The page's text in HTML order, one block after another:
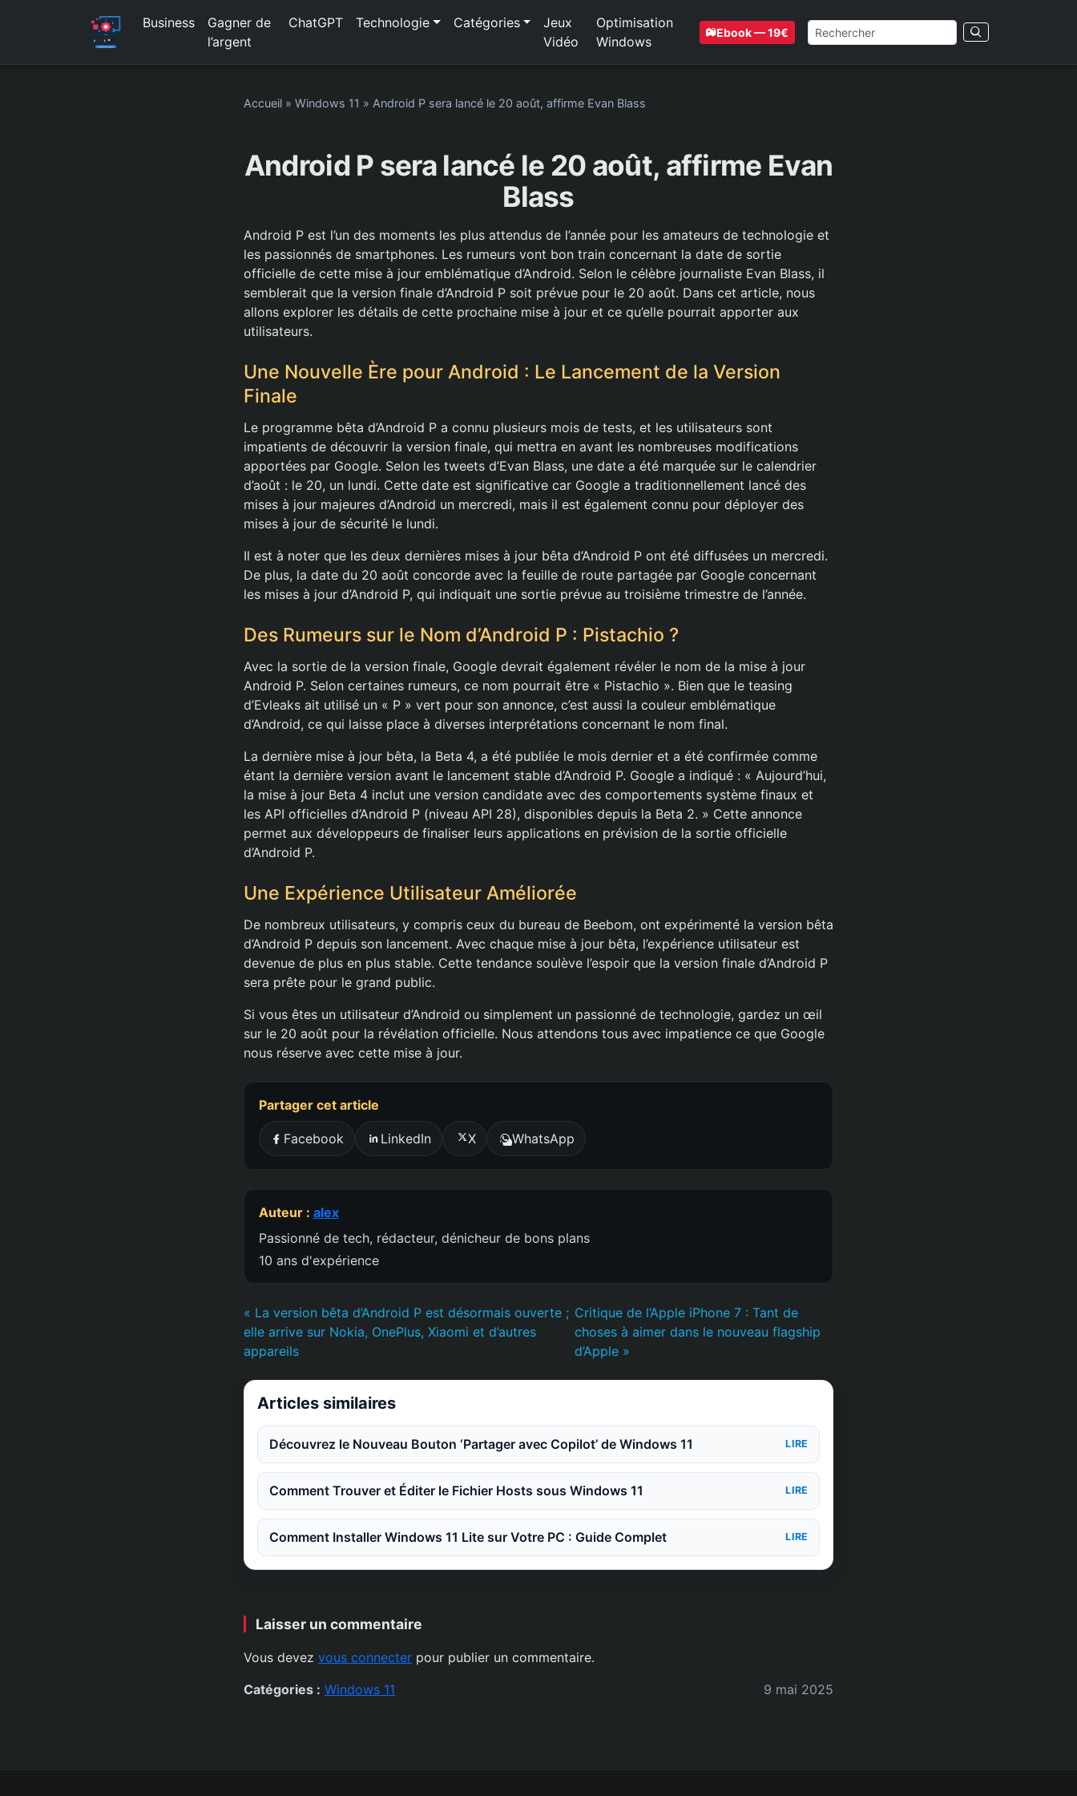
Business
Gagner de
l’argent
ChatGPT Technologie Catégories
Jeux
Vidéo
Optimisation
Windows
Ebook — 19€
Accueil » Windows 11 » Android P sera lancé le 20 août, affirme Evan Blass
Android P sera lancé le 20 août, affirme Evan
Blass
Android P est l’un des moments les plus attendus de l’année pour les amateurs de technologie et
les passionnés de smartphones. Les rumeurs vont bon train concernant la date de sortie
officielle de cette mise à jour emblématique d’Android. Selon le célèbre journaliste Evan Blass, il
semblerait que la version finale d’Android P soit prévue pour le 20 août. Dans cet article, nous
allons explorer les détails de cette prochaine mise à jour et ce qu’elle pourrait apporter aux
utilisateurs.
Une Nouvelle Ère pour Android : Le Lancement de la Version
Finale
Le programme bêta d’Android P a connu plusieurs mois de tests, et les utilisateurs sont
impatients de découvrir la version finale, qui mettra en avant les nombreuses modifications
apportées par Google. Selon les tweets d’Evan Blass, une date a été marquée sur le calendrier
d’août : le 20, un lundi. Cette date est significative car Google a traditionnellement lancé des
mises à jour majeures d’Android un mercredi, mais il est également connu pour déployer des
mises à jour de sécurité le lundi.
Il est à noter que les deux dernières mises à jour bêta d’Android P ont été diffusées un mercredi.
De plus, la date du 20 août concorde avec la feuille de route partagée par Google concernant
les mises à jour d’Android P, qui indiquait une sortie prévue au troisième trimestre de l’année.
Des Rumeurs sur le Nom d’Android P : Pistachio ?
Avec la sortie de la version finale, Google devrait également révéler le nom de la mise à jour
Android P. Selon certaines rumeurs, ce nom pourrait être « Pistachio ». Bien que le teasing
d’Evleaks ait utilisé un « P » vert pour son annonce, c’est aussi la couleur emblématique
d’Android, ce qui laisse place à diverses interprétations concernant le nom final.
La dernière mise à jour bêta, la Beta 4, a été publiée le mois dernier et a été confirmée comme
étant la dernière version avant le lancement stable d’Android P. Google a indiqué : « Aujourd’hui,
la mise à jour Beta 4 inclut une version candidate avec des comportements système finaux et
les API officielles d’Android P (niveau API 28), disponibles depuis la Beta 2. » Cette annonce
permet aux développeurs de finaliser leurs applications en prévision de la sortie officielle
d’Android P.
Une Expérience Utilisateur Améliorée
De nombreux utilisateurs, y compris ceux du bureau de Beebom, ont expérimenté la version bêta
d’Android P depuis son lancement. Avec chaque mise à jour bêta, l’expérience utilisateur est
devenue de plus en plus stable. Cette tendance soulève l’espoir que la version finale d’Android P
sera prête pour le grand public.
Si vous êtes un utilisateur d’Android ou simplement un passionné de technologie, gardez un œil
sur le 20 août pour la révélation officielle. Nous attendons tous avec impatience ce que Google
nous réserve avec cette mise à jour.
Partager cet article
Facebook LinkedIn X WhatsApp
Auteur : alex
Passionné de tech, rédacteur, dénicheur de bons plans
10 ans d'expérience
« La version bêta d’Android P est désormais ouverte ;
elle arrive sur Nokia, OnePlus, Xiaomi et d’autres
appareils
Critique de l’Apple iPhone 7 : Tant de
choses à aimer dans le nouveau flagship
d’Apple »
Articles similaires
Découvrez le Nouveau Bouton ‘Partager avec Copilot’ de Windows 11 LIRE
Comment Trouver et Éditer le Fichier Hosts sous Windows 11 LIRE
Comment Installer Windows 11 Lite sur Votre PC : Guide Complet LIRE
Laisser un commentaire
Vous devez vous connecter pour publier un commentaire.
Catégories : Windows 11 9 mai 2025